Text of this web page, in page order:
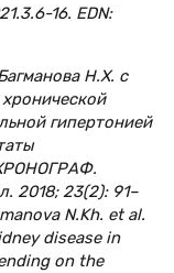
16. EDN:
Н.Х. с
гипертонией
2018; 23(2): 91–
N.Kh. et al.
disease in
on the